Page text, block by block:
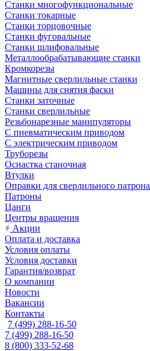
Станки многофункциональные
Станки токарные
Станки торцовочные
Станки фуговальные
Станки шлифовальные
Металлообрабатывающие станки
Кромкорезы
Магнитные сверлильные станки
Машины для снятия фаски
Станки заточные
Станки сверлильные
Резьбонарезные манипуляторы
С пневматическим приводом
С электрическим приводом
Труборезы
Оснастка станочная
Втулки
Оправки для сверлильного патрона
Патроны
Цанги
Центры вращения
Акции
Оплата и доставка
Условия оплаты
Условия доставки
Гарантия/возврат
О компании
Новости
Вакансии
Контакты
7 (499) 288-16-50
7 (499) 288-16-50
8 (800) 333-52-68